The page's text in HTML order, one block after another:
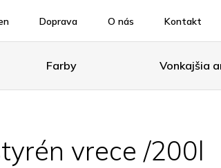
Doprava O nás Kontakt
Farby Vonkajšia
vrece /200l